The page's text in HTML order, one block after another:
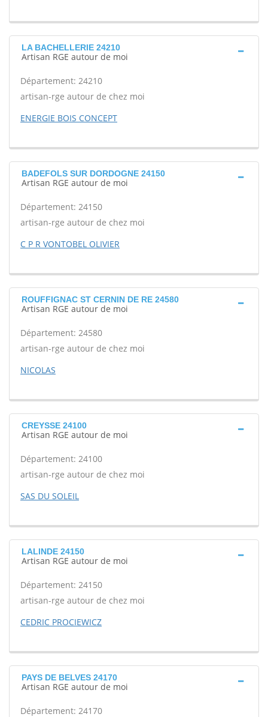
LA BACHELLERIE 24210
Artisan RGE autour de moi
Département: 24210
artisan-rge autour de chez moi
ENERGIE BOIS CONCEPT
BADEFOLS SUR DORDOGNE 24150
Artisan RGE autour de moi
Département: 24150
artisan-rge autour de chez moi
C P R VONTOBEL OLIVIER
ROUFFIGNAC ST CERNIN DE RE 24580
Artisan RGE autour de moi
Département: 24580
artisan-rge autour de chez moi
NICOLAS
CREYSSE 24100
Artisan RGE autour de moi
Département: 24100
artisan-rge autour de chez moi
SAS DU SOLEIL
LALINDE 24150
Artisan RGE autour de moi
Département: 24150
artisan-rge autour de chez moi
CEDRIC PROCIEWICZ
PAYS DE BELVES 24170
Artisan RGE autour de moi
Département: 24170